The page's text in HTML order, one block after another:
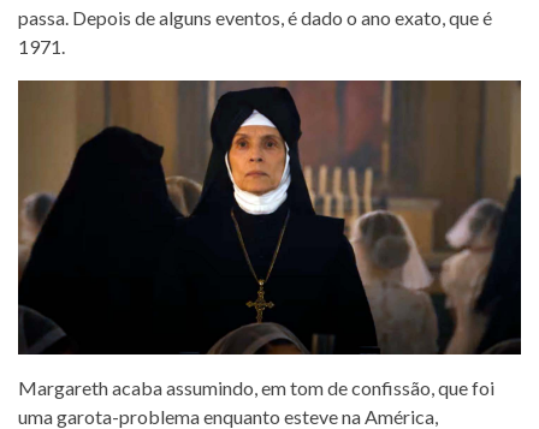
passa. Depois de alguns eventos, é dado o ano exato, que é
1971.
Margareth acaba assumindo, em tom de confissão, que foi
uma garota-problema enquanto esteve na América,